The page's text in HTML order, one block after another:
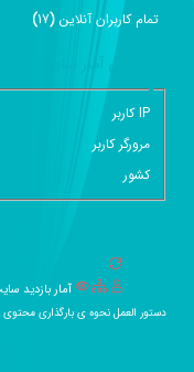
تمام کاربران آنلاين (
17
)
IP کاربر
مرورگر کاربر
کشور
آمار بازدید
دستور العمل نحوه ی بارگذاری